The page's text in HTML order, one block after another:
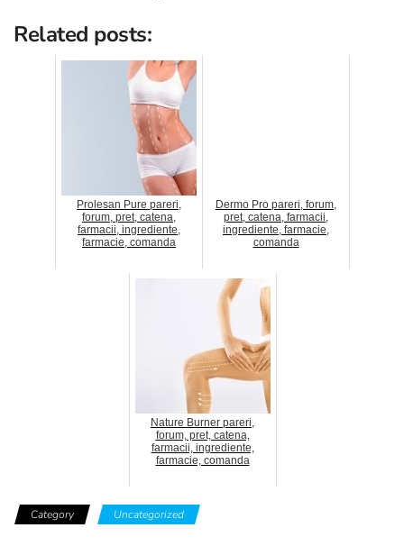
Related posts:
Prolesan Pure pareri,
forum, pret, catena,
farmacii, ingrediente,
farmacie, comanda
Dermo Pro pareri, forum,
pret, catena, farmacii,
ingrediente, farmacie,
comanda
Nature Burner pareri,
forum, pret, catena,
farmacii, ingrediente,
farmacie, comanda
Category Uncategorized